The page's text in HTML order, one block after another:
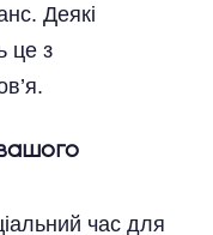
Деякі
це з
час для